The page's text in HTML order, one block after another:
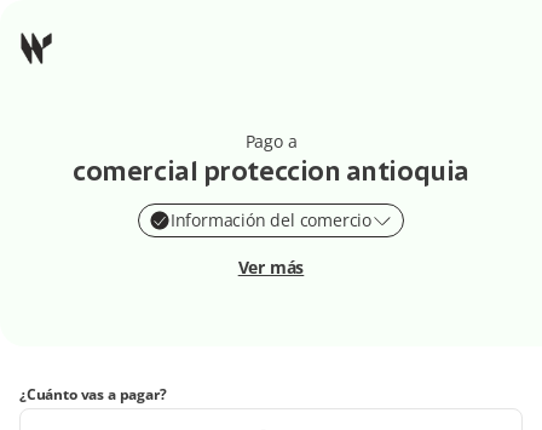
Pago a
comercial proteccion antioquia
Información del comercio
Ver más
¿Cuánto vas a pagar?